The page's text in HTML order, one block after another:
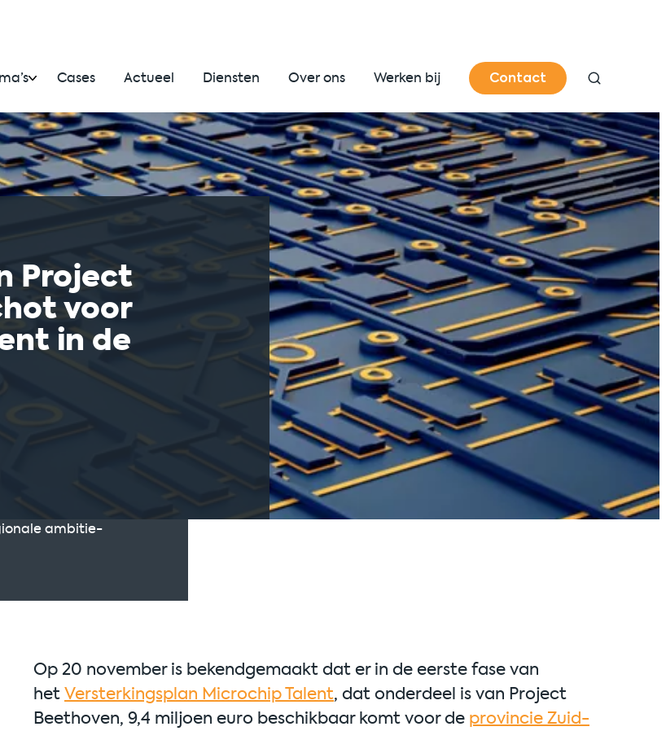
Cases Actueel Diensten Over ons Werken bij Contact
Project
voor
in de
ambitie-
Op 20 november is bekendgemaakt dat er in de eerste fase van
hetVersterkingsplan Microchip Talent, dat onderdeel is van Project
Beethoven, 9,4 miljoen euro beschikbaar komt voor de provincie Zuid-